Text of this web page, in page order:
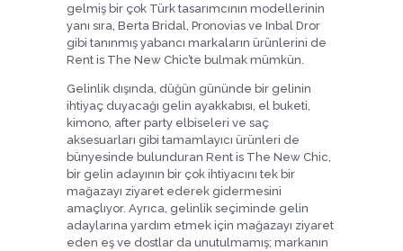
gelmiş bir çok Türk tasarımcının modellerinin
yanı sıra, Berta Bridal, Pronovias ve Inbal Dror
gibi tanınmış yabancı markaların ürünlerini de
Rent is The New Chic’te bulmak mümkün.
Gelinlik dışında, düğün gününde bir gelinin
ihtiyaç duyacağı gelin ayakkabısı, el buketi,
kimono, after party elbiseleri ve saç
aksesuarları gibi tamamlayıcı ürünleri de
bünyesinde bulunduran Rent is The New Chic,
bir gelin adayının bir çok ihtiyacını tek bir
mağazayı ziyaret ederek gidermesini
amaçlıyor. Ayrıca, gelinlik seçiminde gelin
adaylarına yardım etmek için mağazayı ziyaret
eden eş ve dostlar da unutulmamış; markanın